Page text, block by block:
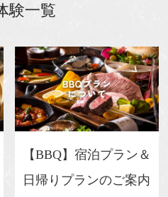
験一覧
【BBQ】宿泊プラン＆
日帰りプランのご案内